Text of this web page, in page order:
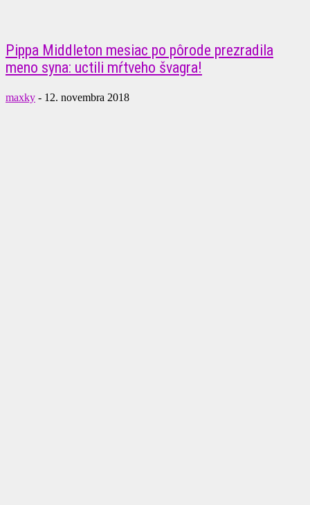
Pippa Middleton mesiac po pôrode prezradila
meno syna: uctili mŕtveho švagra!
maxky - 12. novembra 2018